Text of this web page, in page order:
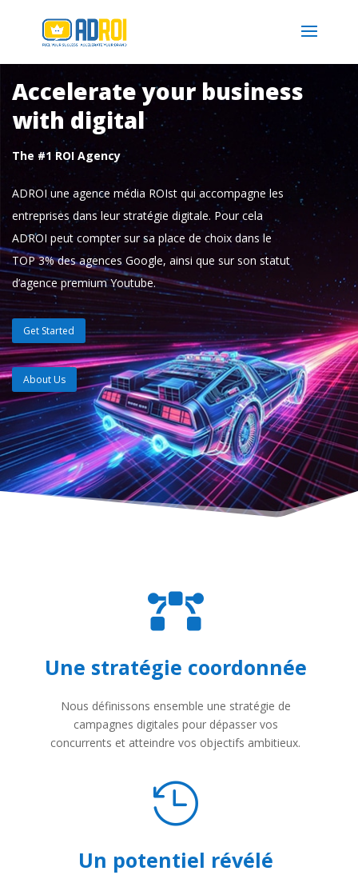
Accelerate your business
with digital
The #1 ROI Agency
ADROI une agence média ROIst qui accompagne les
entreprises dans leur stratégie digitale. Pour cela
ADROI peut compter sur sa place de choix dans le
TOP 3% des agences Google, ainsi que sur son statut
d’agence premium Youtube.
Get Started
About Us

Une stratégie coordonnée
Nous définissons ensemble une stratégie de
campagnes digitales pour dépasser vos
concurrents et atteindre vos objectifs ambitieux.

Un potentiel révélé